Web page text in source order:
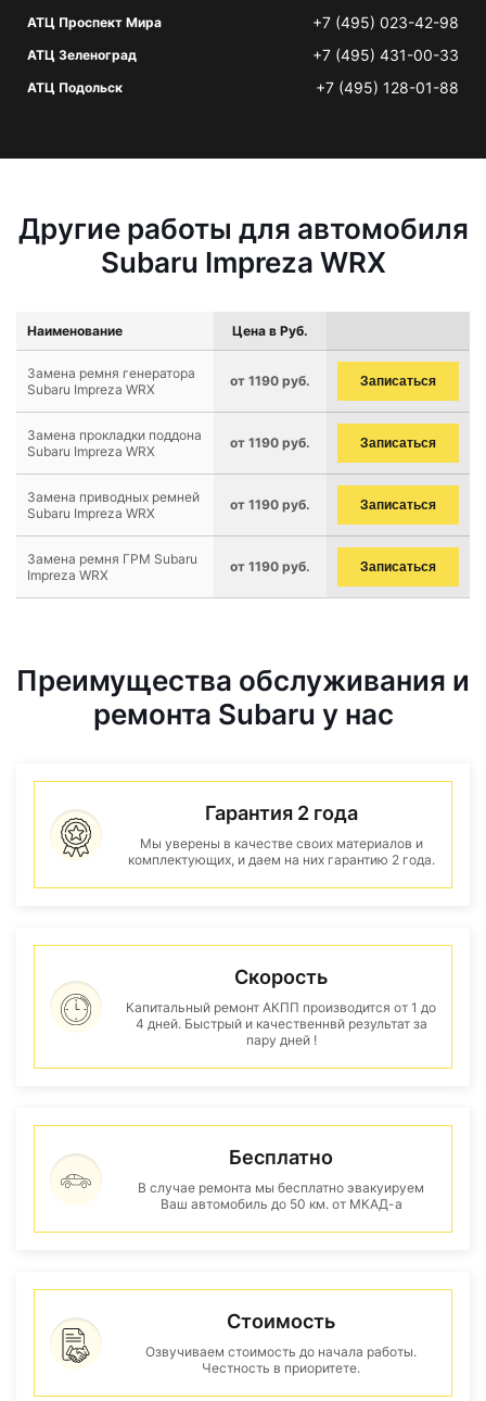
АТЦ Проспект Мира +7 (495) 023-42-98
АТЦ Зеленоград +7 (495) 431-00-33
АТЦ Подольск +7 (495) 128-01-88
Другие работы для автомобиля
Subaru Impreza WRX
Наименование Цена в Руб.
Замена ремня генератора
Subaru Impreza WRX
от 1190 руб. Записаться
Замена прокладки поддона
Subaru Impreza WRX
от 1190 руб. Записаться
Замена приводных ремней
Subaru Impreza WRX
от 1190 руб. Записаться
Замена ремня ГРМ Subaru
Impreza WRX
от 1190 руб. Записаться
Преимущества обслуживания и
ремонта Subaru у нас
Гарантия 2 года
Мы уверены в качестве своих материалов и
комплектующих, и даем на них гарантию 2 года.
Скорость
Капитальный ремонт АКПП производится от 1 до
4 дней. Быстрый и качественнвй результат за
пару дней !
Бесплатно
В случае ремонта мы бесплатно эвакуируем
Ваш автомобиль до 50 км. от МКАД-а
Стоимость
Озвучиваем стоимость до начала работы.
Честность в приоритете.